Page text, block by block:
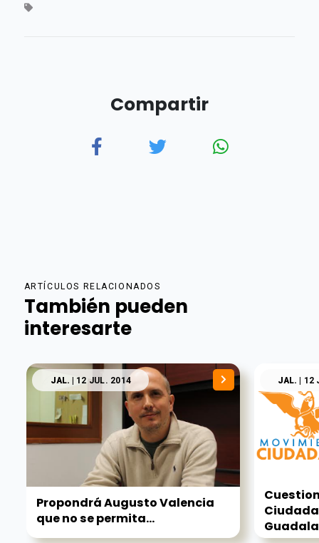
Compartir
ARTÍCULOS RELACIONADOS
También pueden
interesarte
JAL. | 12 JUL. 2014
Propondrá Augusto Valencia
que no se permita...
JAL. | 12